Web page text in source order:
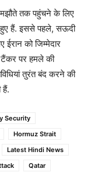
तक पहुंचने के लिए
हुए हैं. इससे पहले, सऊदी
को जिम्मेदार
टैंकर पर हमले की
तुरंत बंद करने की
हैं.
Security
Hormuz Strait
Latest Hindi News
Qatar